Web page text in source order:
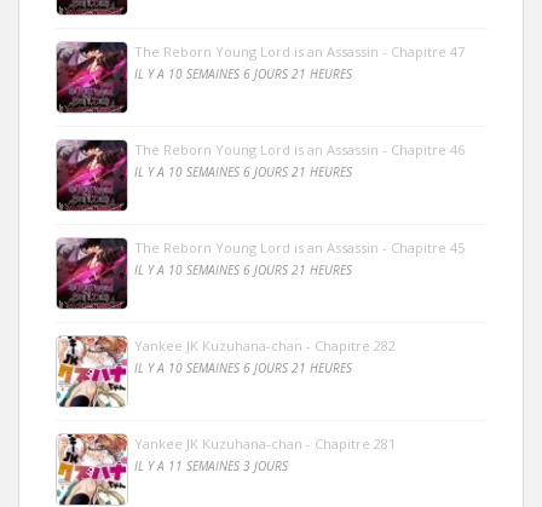
The Reborn Young Lord is an Assassin - Chapitre 47
IL Y A 10 SEMAINES 6 JOURS 21 HEURES
The Reborn Young Lord is an Assassin - Chapitre 46
IL Y A 10 SEMAINES 6 JOURS 21 HEURES
The Reborn Young Lord is an Assassin - Chapitre 45
IL Y A 10 SEMAINES 6 JOURS 21 HEURES
Yankee JK Kuzuhana-chan - Chapitre 282
IL Y A 10 SEMAINES 6 JOURS 21 HEURES
Yankee JK Kuzuhana-chan - Chapitre 281
IL Y A 11 SEMAINES 3 JOURS